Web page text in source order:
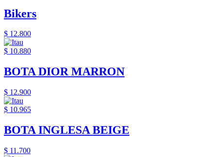
Bikers
$ 12.800
$ 10.880
BOTA DIOR MARRON
$ 12.900
$ 10.965
BOTA INGLESA BEIGE
$ 11.700